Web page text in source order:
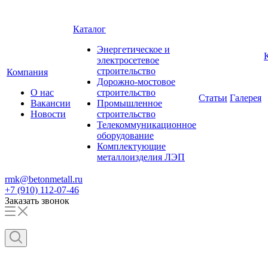
Компания
О нас
Вакансии
Новости
Каталог
Энергетическое и
электросетевое
строительство
Дорожно-мостовое
строительство
Промышленное
строительство
Телекоммуникационное
оборудование
Комплектующие
металлоизделия ЛЭП
Статьи Галерея
rmk@betonmetall.ru
+7 (910) 112-07-46
Заказать звонок